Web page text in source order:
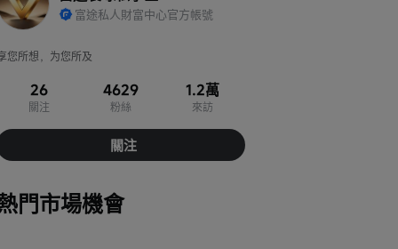
富途私人財富中心官方帳號
您所想，为您所及
26
關注
4629
粉絲
1.2萬
來訪
關注
門市場機會